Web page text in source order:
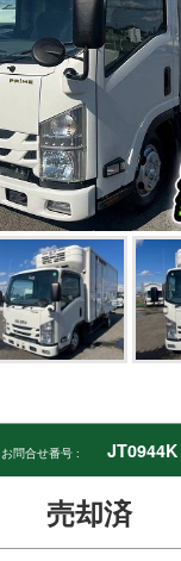
お問合せ番号 : JT0944K
売却済